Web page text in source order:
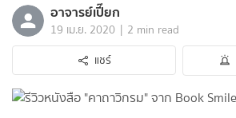
อาจารย์เปี๊ยก
19 เม.ย. 2020 | 2 min read
แชร์